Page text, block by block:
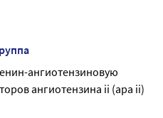
ангиотензиновую
ангиотензина ii (apa ii)